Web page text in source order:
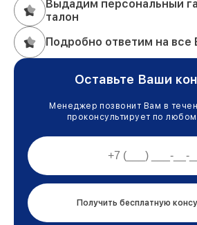
Выдадим персональный
талон
Подробно ответим на
Оставьте Ваши
Менеджер позвонит Вам в
проконсультирует по
Получить бесплатную